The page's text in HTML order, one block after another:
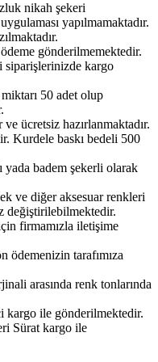
nikah şekeri
yapılmamaktadır.
gönderilmemektedir.
kargo
50 adet olup
ücretsiz hazırlanmaktadır.
Kurdele baskı bedeli 500
badem şekerli olarak
ve diğer aksesuar renkleri
değiştirilebilmektedir.
firmamızla iletişime
ödemenizin tarafımıza
arasında renk tonlarında
kargo ile gönderilmektedir.
Sürat kargo ile